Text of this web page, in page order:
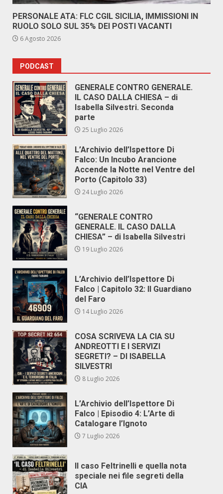
PERSONALE ATA: FLC CGIL SICILIA, IMMISSIONI IN
RUOLO SOLO SUL 35% DEI POSTI VACANTI
6 Agosto 2026
PODCAST
GENERALE CONTRO GENERALE.
IL CASO DALLA CHIESA – di
Isabella Silvestri. Seconda
parte
25 Luglio 2026
L’Archivio dell’Ispettore Di
Falco: Un Incubo Arancione
Accende la Notte nel Ventre del
Porto (Capitolo 33)
24 Luglio 2026
“GENERALE CONTRO
GENERALE. IL CASO DALLA
CHIESA” – di Isabella Silvestri
19 Luglio 2026
L’Archivio dell’Ispettore Di
Falco | Capitolo 32: Il Guardiano
del Faro
14 Luglio 2026
COSA SCRIVEVA LA CIA SU
ANDREOTTI E I SERVIZI
SEGRETI? – DI ISABELLA
SILVESTRI
8 Luglio 2026
L’Archivio dell’Ispettore Di
Falco | Episodio 4: L’Arte di
Catalogare l’Ignoto
7 Luglio 2026
Il caso Feltrinelli e quella nota
speciale nei file segreti della
CIA